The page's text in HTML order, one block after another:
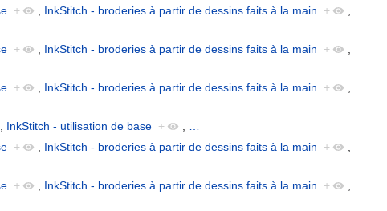
+ InkStitch - broderies à partir de dessins faits à la main +
+ InkStitch - broderies à partir de dessins faits à la main +
+ InkStitch - broderies à partir de dessins faits à la main +
InkStitch - utilisation de base +
+ InkStitch - broderies à partir de dessins faits à la main +
+ InkStitch - broderies à partir de dessins faits à la main +